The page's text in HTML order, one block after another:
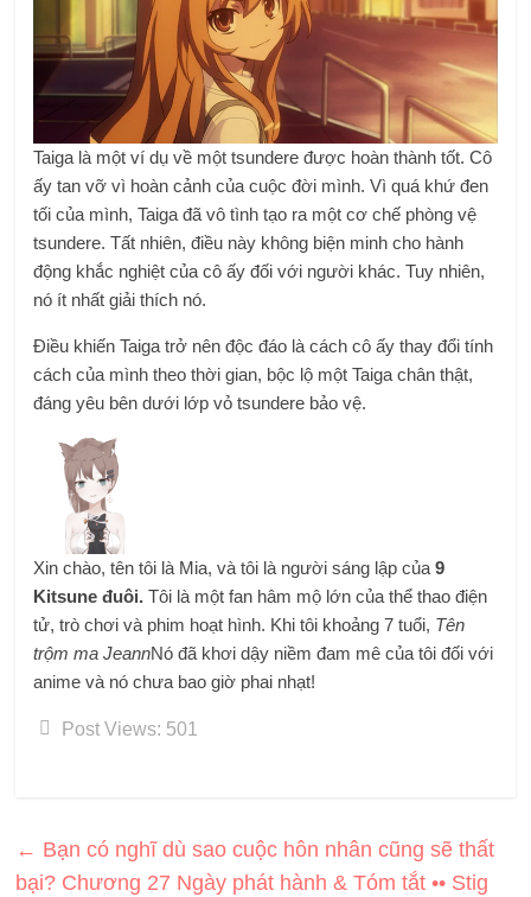
Taiga là một ví dụ về một tsundere được hoàn thành tốt. Cô
ấy tan vỡ vì hoàn cảnh của cuộc đời mình. Vì quá khứ đen
tối của mình, Taiga đã vô tình tạo ra một cơ chế phòng vệ
tsundere. Tất nhiên, điều này không biện minh cho hành
động khắc nghiệt của cô ấy đối với người khác. Tuy nhiên,
nó ít nhất giải thích nó.
Điều khiến Taiga trở nên độc đáo là cách cô ấy thay đổi tính
cách của mình theo thời gian, bộc lộ một Taiga chân thật,
đáng yêu bên dưới lớp vỏ tsundere bảo vệ.
Xin chào, tên tôi là Mia, và tôi là người sáng lập của9
Kitsune đuôi. Tôi là một fan hâm mộ lớn của thể thao điện
tử, trò chơi và phim hoạt hình. Khi tôi khoảng 7 tuổi, Tên
trộm ma JeannNó đã khơi dậy niềm đam mê của tôi đối với
anime và nó chưa bao giờ phai nhạt!
Post Views: 501
← Bạn có nghĩ dù sao cuộc hôn nhân cũng sẽ thất
bại? Chương 27 Ngày phát hành & Tóm tắt •• Stig